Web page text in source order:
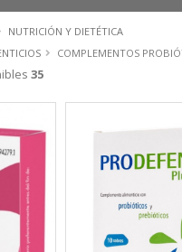
NUTRICIÓN Y DIETÉTICA
COMPLEMENTOS
35